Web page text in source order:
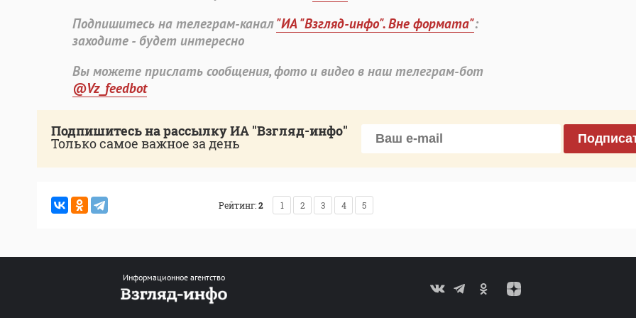
Подпишитесь на телеграм-канал"ИА "Взгляд-инфо". Вне формата":
заходите - будет интересно
Вы можете прислать сообщения, фото и видео в наш телеграм-бот
@Vz_feedbot
Подпишитесь на рассылку ИА "Взгляд-инфо"
Только самое важное за день
Рейтинг:2 1 2 3 4 5
Информационное агентство